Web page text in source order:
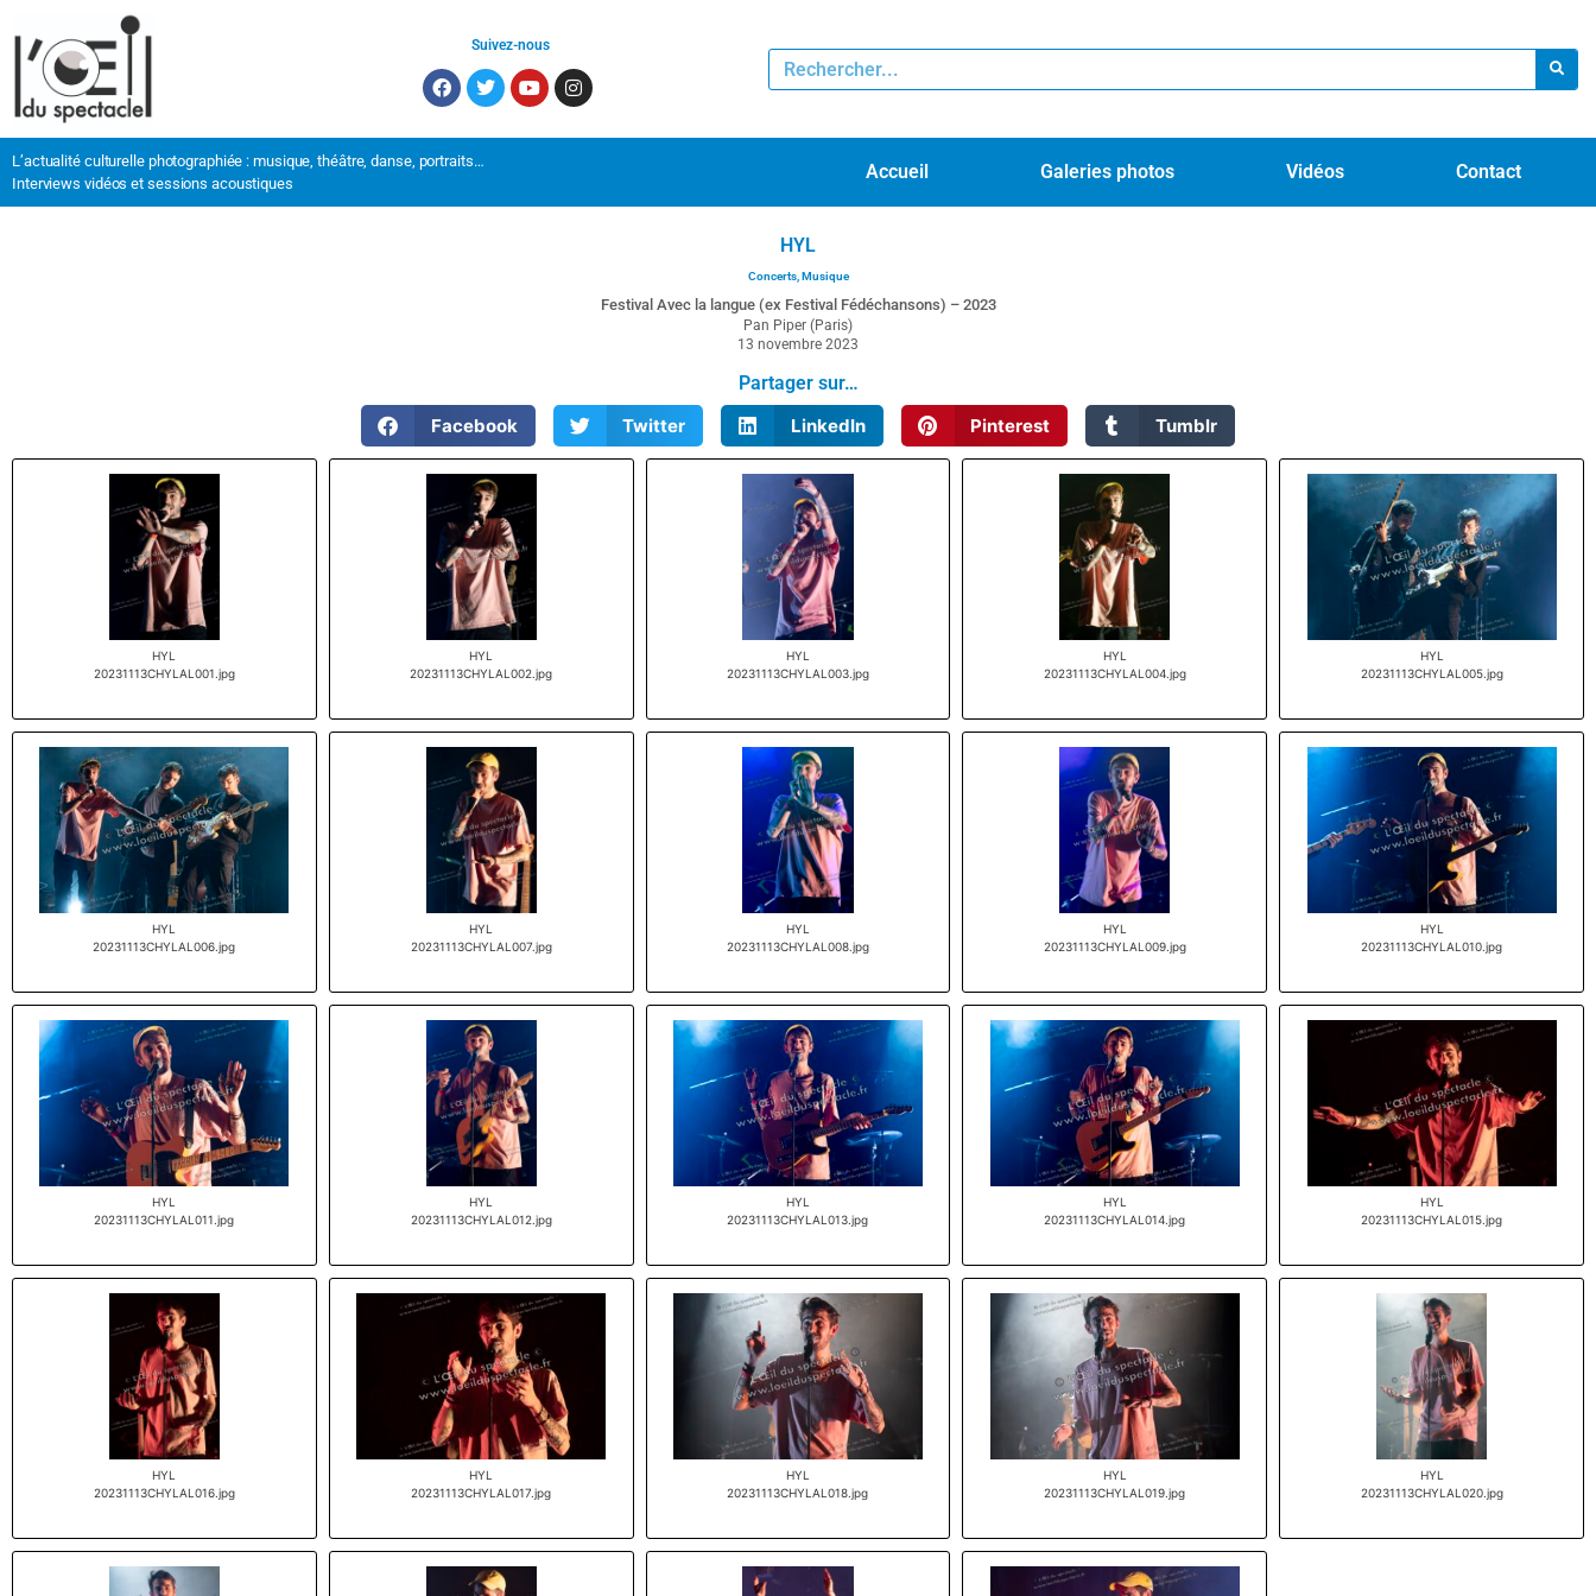
Suivez-nous
L’actualité culturelle photographiée : musique, théâtre, danse, portraits…
Interviews vidéos et sessions acoustiques
Accueil Galeries photos Vidéos Contact
HYL
Concerts, Musique
Festival Avec la langue (ex Festival Fédéchansons) – 2023
Pan Piper (Paris)
13 novembre 2023
Partager sur…
Facebook
Twitter LinkedIn Pinterest Tumblr
HYL
20231113CHYLAL001.jpg
HYL
20231113CHYLAL002.jpg
HYL
20231113CHYLAL003.jpg
HYL
20231113CHYLAL004.jpg
HYL
20231113CHYLAL005.jpg
HYL
20231113CHYLAL006.jpg
HYL
20231113CHYLAL007.jpg
HYL
20231113CHYLAL008.jpg
HYL
20231113CHYLAL009.jpg
HYL
20231113CHYLAL010.jpg
HYL
20231113CHYLAL011.jpg
HYL
20231113CHYLAL012.jpg
HYL
20231113CHYLAL013.jpg
HYL
20231113CHYLAL014.jpg
HYL
20231113CHYLAL015.jpg
HYL
20231113CHYLAL016.jpg
HYL
20231113CHYLAL017.jpg
HYL
20231113CHYLAL018.jpg
HYL
20231113CHYLAL019.jpg
HYL
20231113CHYLAL020.jpg